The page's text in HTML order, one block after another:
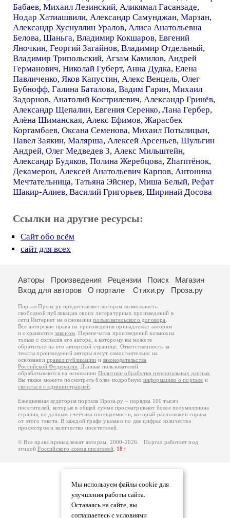
Бабаев, Михаил Лезинский, Аликямал Гасанзаде,
Нодар Хатиашвили, Александр Самунджан, Марзан,
Александр Хуснуллин Уралов, Алиса Анатольевна
Белова, Шаньга, Владимир Кокшаров, Евгений
Яночкин, Георгий Загайнов, Владимир Отдельный,
Владимир Трипольский, Агзам Камилов, Андрей
Германович, Николай Губерт, Анна Дудка, Елена
Павличенко, Яков Капустин, Алекс Венцель, Олег
Бубнофф, Галина Баталова, Вадим Гарин, Михаил
Задорнов, Анатолий Кострилевич, Александр Гринёв,
Александр Щепалин, Евгения Серенко, Лана Гербер,
Алёна Шиманская, Алекс Ефимов, Жарасбек
Коргамбаев, Оксана Семенова, Михаил Потылицын,
Павел Заякин, Малярша, Алексей Арсеньев, Шульгин
Андрей, Олег Медведев 3, Алекс Мильштейн,
Александр Будяков, Полина Жеребцова, Zharптёнок,
Декамерон, Алексей Анатольевич Карпов, Антонина
Мечтательница, Татьяна Эйснер, Миша Белый, Рефат
Шакир-Алиев, Василий Григорьев, Ширинай Досова
Ссылки на другие ресурсы:
Сайт обо всём
сайт для всех
Мы используем файлы cookie для
улучшения работы сайта.
Оставаясь на сайте, вы
соглашаетесь с условиями
Авторы Произведения Рецензии Поиск
Магазин
Вход для авторов
О портале Стихи.ру Проза.ру
Портал Проза.ру предоставляет авторам возможность
свободной публикации своих литературных произведений в
сети Интернет на основаниипользовательского договора
Все авторские права на произведения принадлежат авторам
и охраняются законом . Перепечатка произведений возможна
только с согласия его автора, к которому вы можете
обратиться на его авторской странице. Ответственность за
тексты произведений авторы несут самостоятельно на
основанииправил публикации изаконодательства
Российской Федерации . Данные пользователей
обрабатываются на основании Политики обработки персональных данных
Вы также можете посмотреть более подробную информацию о портале и
связаться с администрацией
Ежедневная аудитория портала Проза.ру – порядка 100 тысяч
посетителей, которые в общей сумме просматривают более полумиллиона
страниц по данным счетчика посещаемости, который расположен справа
от этого текста. В каждой графе указано по две цифры: количество
просмотров и количество посетителей.
© Все права принадлежат авторам, 2000-2026. Портал работает под
эгидойРоссийского союза писателей. 18+